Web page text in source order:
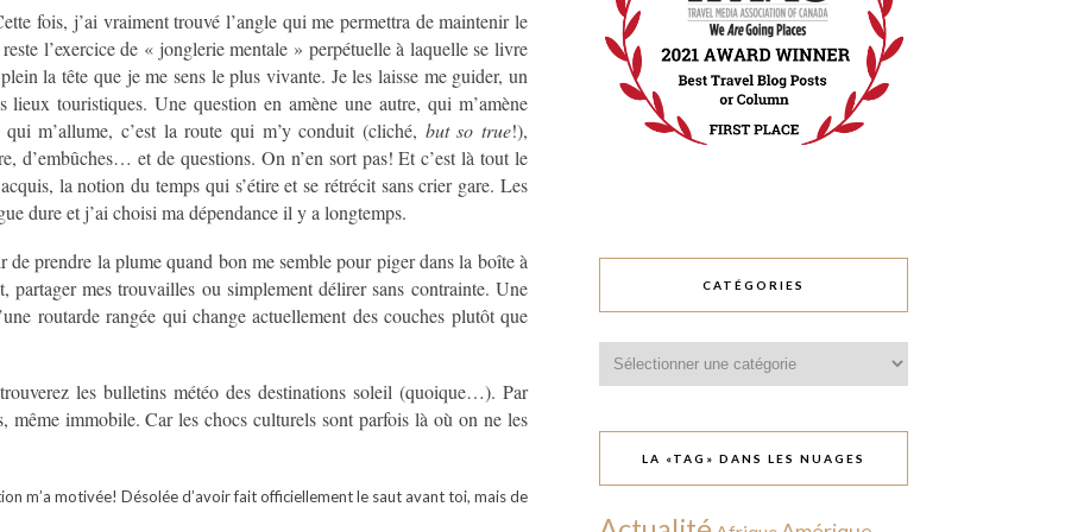
fois, j’ai vraiment trouvé l’angle qui me permettra de maintenir le
l’exercice de « jonglerie mentale » perpétuelle à laquelle se livre
la tête que je me sens le plus vivante. Je les laisse me guider, un
touristiques. Une question en amène une autre, qui m’amène
m’allume, c’est la route qui m’y conduit (cliché, but so true!),
d’embûches… et de questions. On n’en sort pas! Et c’est là tout le
la notion du temps qui s’étire et se rétrécit sans crier gare. Les
dure et j’ai choisi ma dépendance il y a longtemps.
de prendre la plume quand bon me semble pour piger dans la boîte à
partager mes trouvailles ou simplement délirer sans contrainte. Une
routarde rangée qui change actuellement des couches plutôt que
les bulletins météo des destinations soleil (quoique…). Par
immobile. Car les chocs culturels sont parfois là où on ne les
m’a motivée! Désolée d’avoir fait officiellement le saut avant toi, mais de
CATÉGORIES
LA «TAG» DANS LES NUAGES